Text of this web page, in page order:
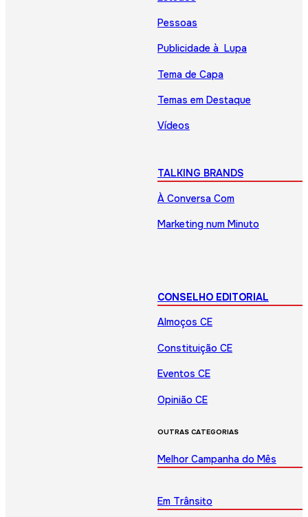
Pessoas
Publicidade à Lupa
Tema de Capa
Temas em Destaque
Vídeos
TALKING BRANDS
À Conversa Com
Marketing num Minuto
CONSELHO EDITORIAL
Almoços CE
Constituição CE
Eventos CE
Opinião CE
OUTRAS CATEGORIAS
Melhor Campanha do Mês
Em Trânsito